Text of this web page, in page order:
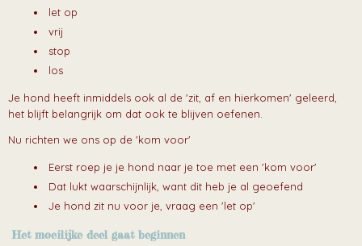
let op
vrij
stop
los
Je hond heeft inmiddels ook al de 'zit, af en hierkomen' geleerd,
het blijft belangrijk om dat ook te blijven oefenen.
Nu richten we ons op de 'kom voor'
Eerst roep je je hond naar je toe met een 'kom voor'
Dat lukt waarschijnlijk, want dit heb je al geoefend
Je hond zit nu voor je, vraag een 'let op'
Het moeilijke deel gaat beginnen